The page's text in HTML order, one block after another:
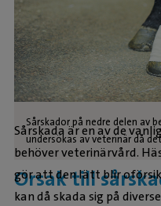
Sårskador på nedre delen av
undersökas av veterinär då
Orsak till
Sårskada är en av de
behöver veterinärvård.
gör att den lätt blir
kan då skada sig på